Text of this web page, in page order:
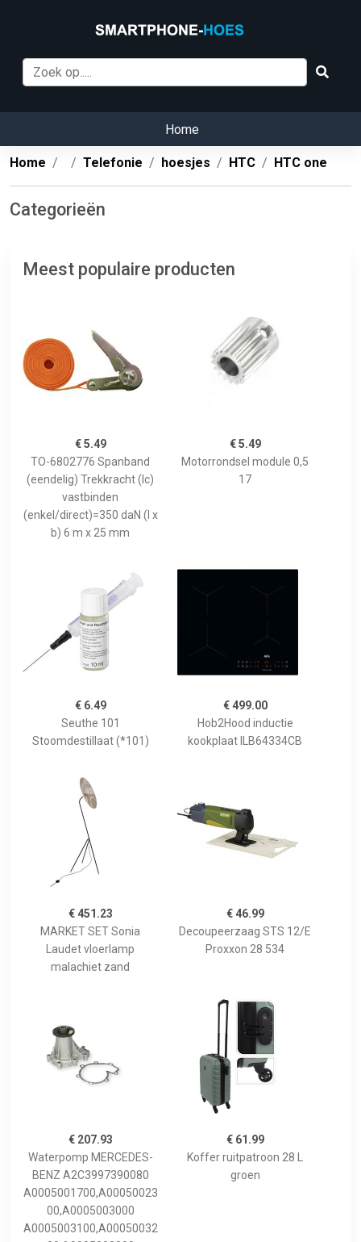
Home
Home Telefonie hoesjes HTC HTC one
Categorieën
Meest populaire producten
€ 5.49
TO-6802776 Spanband
(eendelig) Trekkracht (lc)
vastbinden
(enkel/direct)=350 daN (l x
b) 6 m x 25 mm
€ 5.49
Motorrondsel module 0,5
17
€ 6.49
Seuthe 101
Stoomdestillaat (*101)
€ 499.00
Hob2Hood inductie
kookplaat ILB64334CB
€ 451.23
MARKET SET Sonia
Laudet vloerlamp
malachiet zand
€ 46.99
Decoupeerzaag STS 12/E
Proxxon 28 534
€ 207.93
Waterpomp MERCEDES-
BENZ A2C3997390080
A0005001700,A00050023
00,A0005003000
A0005003100,A00050032
€ 61.99
Koffer ruitpatroon 28 L
groen